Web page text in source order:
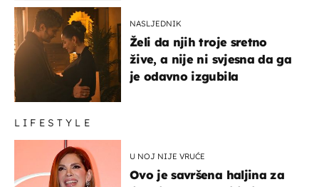
NASLJEDNIK
Želi da njih troje sretno
žive, a nije ni svjesna da ga
je odavno izgubila
LIFESTYLE
U NOJ NIJE VRUĆE
Ovo je savršena haljina za